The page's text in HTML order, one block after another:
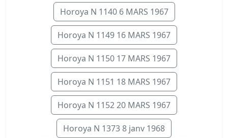
Horoya N 1140 6 MARS 1967
Horoya N 1149 16 MARS 1967
Horoya N 1150 17 MARS 1967
Horoya N 1151 18 MARS 1967
Horoya N 1152 20 MARS 1967
Horoya N 1373 8 janv 1968